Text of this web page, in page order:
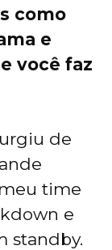
como
e
você faz
de
time
e
standby.